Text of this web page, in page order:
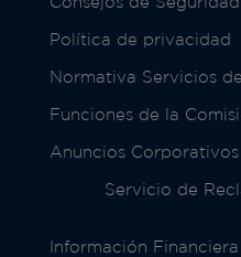
Política de privacidad
Normativa Servicios
Funciones de la
Anuncios Corporativos
Servicio de
Información Financiera